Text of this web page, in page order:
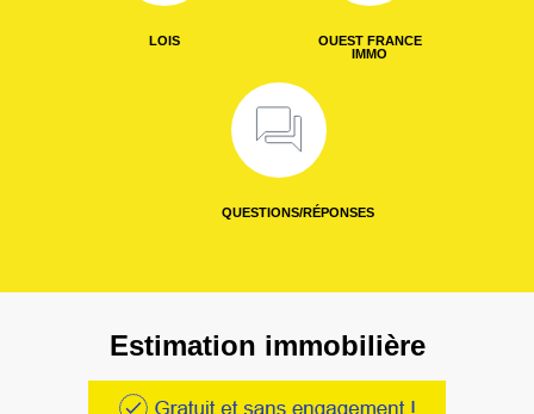
LOIS
OUEST FRANCE
IMMO
QUESTIONS/RÉPONSES
Estimation immobilière